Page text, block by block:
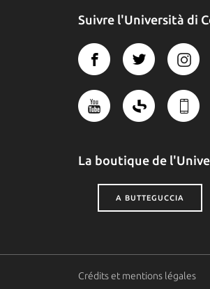
Suivre l'Università di
La boutique de
A BUTTEGUCCIA
Crédits et mentions légales